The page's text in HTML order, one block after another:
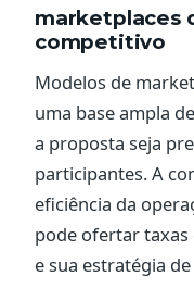
marketplaces
competitivo
Modelos de
uma base ampla
a proposta seja
participantes. A
eficiência da
pode ofertar
e sua estratégia